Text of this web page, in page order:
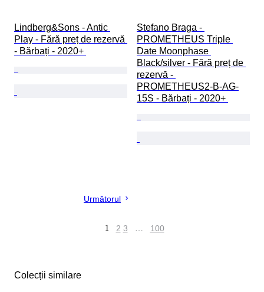
Lindberg&Sons - Antic
Play - Fără preț de rezervă
- Bărbați - 2020+
Stefano Braga -
PROMETHEUS Triple
Date Moonphase
Black/silver - Fără preț de
rezervă -
PROMETHEUS2-B-AG-
15S - Bărbați - 2020+
Următorul
1 2 3 … 100
Colecții similare